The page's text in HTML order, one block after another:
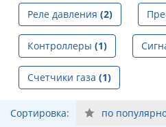
Реле давления (2)
Контроллеры (1)
Счетчики газа (1)
Сортировка:
по